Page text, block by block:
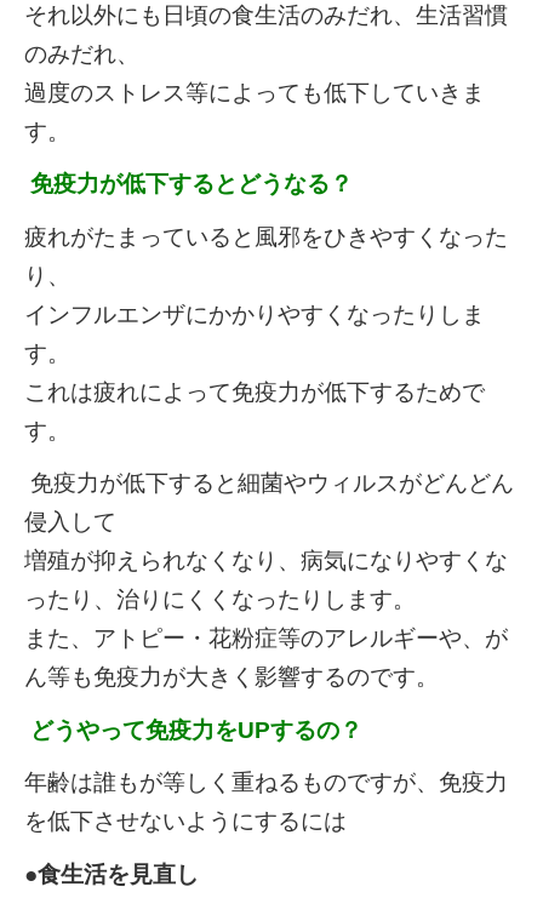
それ以外にも日頃の食生活のみだれ、生活習慣
のみだれ、
過度のストレス等によっても低下していきま
す。
免疫力が低下するとどうなる？
疲れがたまっていると風邪をひきやすくなった
り、
インフルエンザにかかりやすくなったりしま
す。
これは疲れによって免疫力が低下するためで
す。
免疫力が低下すると細菌やウィルスがどんどん
侵入して
増殖が抑えられなくなり、病気になりやすくな
ったり、治りにくくなったりします。
また、アトピー・花粉症等のアレルギーや、が
ん等も免疫力が大きく影響するのです。
どうやって免疫力をUPするの？
年齢は誰もが等しく重ねるものですが、免疫力
を低下させないようにするには
●食生活を見直し